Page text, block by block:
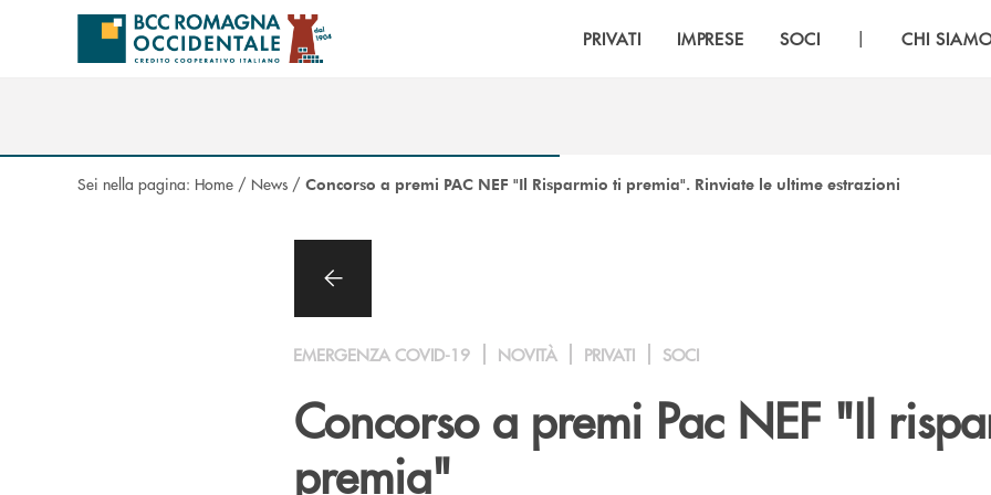
Salta al contenuto principale
PRIVATI IMPRESE SOCI | CHI
Sei nella pagina: Home / News / Concorso a premi PAC NEF "Il Risparmio ti premia". Rinviate le ultime estrazioni
EMERGENZA COVID-19 NOVITÀ PRIVATI SOCI
Concorso a premi Pac NEF "Il
premia"